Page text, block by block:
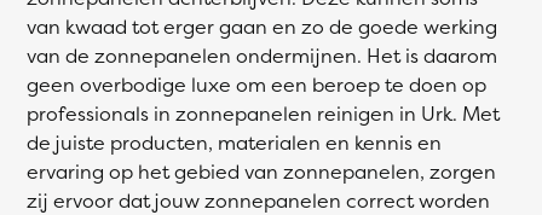
van kwaad tot erger gaan en zo de goede werking
van de zonnepanelen ondermijnen. Het is daarom
geen overbodige luxe om een beroep te doen op
professionals in zonnepanelen reinigen in Urk. Met
de juiste producten, materialen en kennis en
ervaring op het gebied van zonnepanelen, zorgen
zij ervoor dat jouw zonnepanelen correct worden